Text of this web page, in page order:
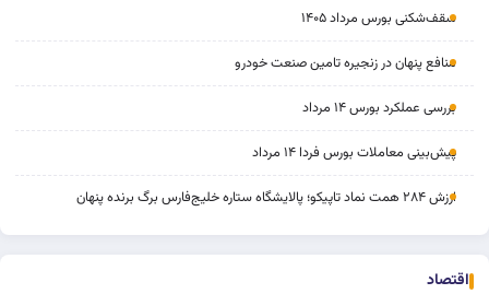
سقف‌شکنی بورس مرداد ۱۴۰۵
منافع پنهان در زنجیره تامین صنعت خودرو
بررسی عملکرد بورس ۱۴ مرداد
پیش‌بینی معاملات بورس فردا ۱۴ مرداد
ارزش ۲۸۴ همت نماد تاپیکو؛ پالایشگاه ستاره خلیج‌فارس برگ برنده پنهان
اقتصاد